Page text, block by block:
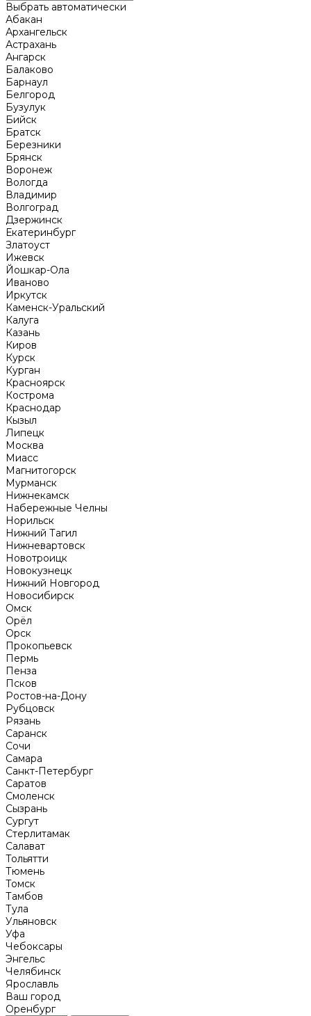
Выбрать автоматически
Абакан
Архангельск
Астрахань
Ангарск
Балаково
Барнаул
Белгород
Бузулук
Бийск
Братск
Березники
Брянск
Воронеж
Вологда
Владимир
Волгоград
Дзержинск
Екатеринбург
Златоуст
Ижевск
Йошкар-Ола
Иваново
Иркутск
Каменск-Уральский
Калуга
Казань
Киров
Курск
Курган
Красноярск
Кострома
Краснодар
Кызыл
Липецк
Москва
Миасс
Магнитогорск
Мурманск
Нижнекамск
Набережные Челны
Норильск
Нижний Тагил
Нижневартовск
Новотроицк
Новокузнецк
Нижний Новгород
Новосибирск
Омск
Орёл
Орск
Прокопьевск
Пермь
Пенза
Псков
Ростов-на-Дону
Рубцовск
Рязань
Саранск
Сочи
Самара
Санкт-Петербург
Саратов
Смоленск
Сызрань
Сургут
Стерлитамак
Салават
Тольятти
Тюмень
Томск
Тамбов
Тула
Ульяновск
Уфа
Чебоксары
Энгельс
Челябинск
Ярославль
Ваш город
Оренбург